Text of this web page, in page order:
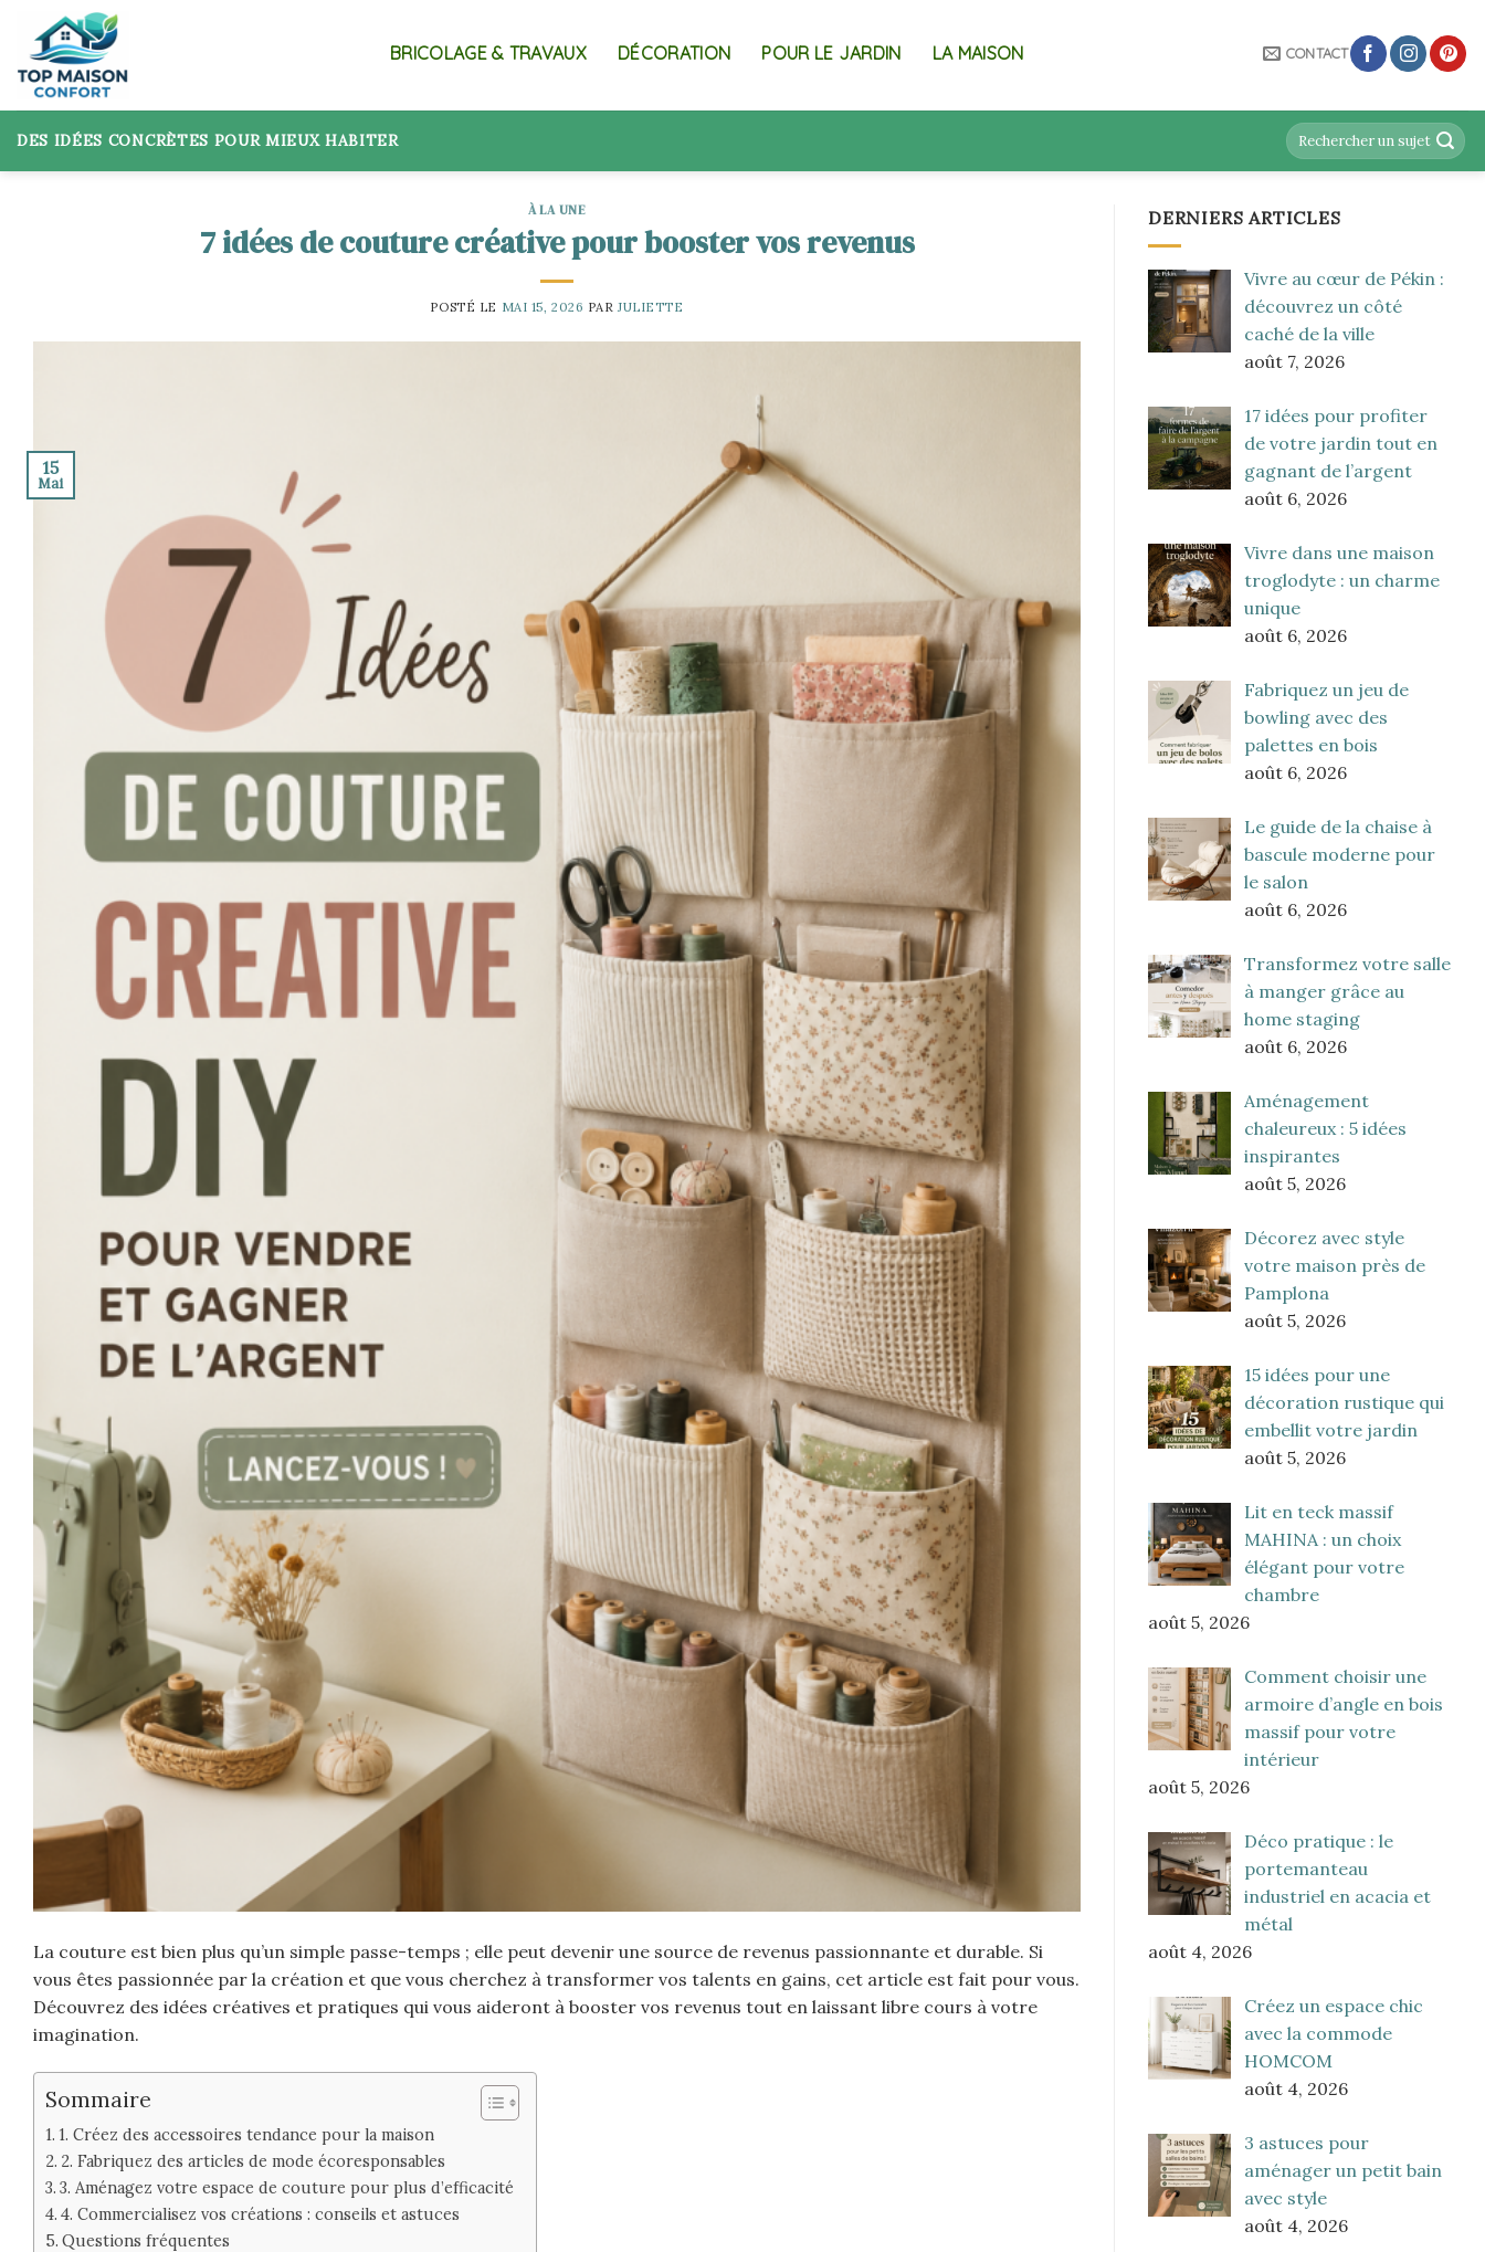
content
BRICOLAGE & TRAVAUX DÉCORATION POUR LE JARDIN LA MAISON CONTACT
DES IDÉES CONCRÈTES POUR MIEUX HABITER
À LA UNE
7 idées de couture créative pour booster vos revenus
POSTÉ LE MAI 15, 2026 PARJULIETTE
15
Mai
La couture est bien plus qu’un simple passe-temps ; elle peut devenir une source de revenus passionnante et durable. Si
vous êtes passionnée par la création et que vous cherchez à transformer vos talents en gains, cet article est fait pour vous.
Découvrez des idées créatives et pratiques qui vous aideront à booster vos revenus tout en laissant libre cours à votre
imagination.
Sommaire
1. Créez des accessoires tendance pour la maison
2. Fabriquez des articles de mode écoresponsables
3. Aménagez votre espace de couture pour plus d’efficacité
4. Commercialisez vos créations : conseils et astuces
Questions fréquentes
DERNIERS ARTICLES
Vivre au cœur de Pékin :
découvrez un côté
caché de la ville
août 7, 2026
17 idées pour profiter
de votre jardin tout en
gagnant de l’argent
août 6, 2026
Vivre dans une maison
troglodyte : un charme
unique
août 6, 2026
Fabriquez un jeu de
bowling avec des
palettes en bois
août 6, 2026
Le guide de la chaise à
bascule moderne pour
le salon
août 6, 2026
Transformez votre salle
à manger grâce au
home staging
août 6, 2026
Aménagement
chaleureux : 5 idées
inspirantes
août 5, 2026
Décorez avec style
votre maison près de
Pamplona
août 5, 2026
15 idées pour une
décoration rustique qui
embellit votre jardin
août 5, 2026
Lit en teck massif
MAHINA : un choix
élégant pour votre
chambre
août 5, 2026
Comment choisir une
armoire d’angle en bois
massif pour votre
intérieur
août 5, 2026
Déco pratique : le
portemanteau
industriel en acacia et
métal
août 4, 2026
Créez un espace chic
avec la commode
HOMCOM
août 4, 2026
3 astuces pour
aménager un petit bain
avec style
août 4, 2026